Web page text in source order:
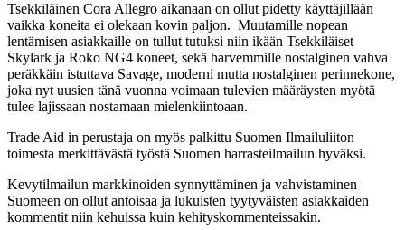
Tsekkiläinen Cora Allegro aikanaan on ollut pidetty käyttäjillään
vaikka koneita ei olekaan kovin paljon. Muutamille nopean
lentämisen asiakkaille on tullut tutuksi niin ikään Tsekkiläiset
Skylark ja Roko NG4 koneet, sekä harvemmille nostalginen vahva
peräkkäin istuttava Savage, moderni mutta nostalginen perinnekone,
joka nyt uusien tänä vuonna voimaan tulevien määräysten myötä
tulee lajissaan nostamaan mielenkiintoaan.
Trade Aid in perustaja on myös palkittu Suomen Ilmailuliiton
toimesta merkittävästä työstä Suomen harrasteilmailun hyväksi.
Kevytilmailun markkinoiden synnyttäminen ja vahvistaminen
Suomeen on ollut antoisaa ja lukuisten tyytyväisten asiakkaiden
kommentit niin kehuissa kuin kehityskommenteissakin.